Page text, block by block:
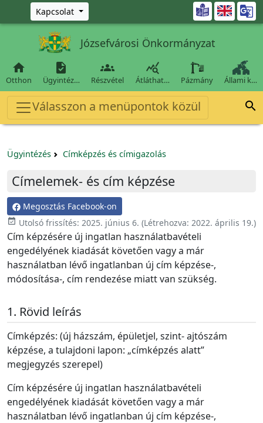
Ugrás a fő tartalomra
Kapcsolat 
Józsefvárosi Önkormányzat

Otthon

Ügyintéz…

Részvétel

Átláthat… Pázmány Állami k…
Válasszon a menüpontok közül 
Ügyintézés Címképzés és címigazolás
Címelemek- és cím képzése
Megosztás Facebook-on
event_available Utolsó frissítés: 2025. június 6. (Létrehozva: 2022. április 19.)
Cím képzésére új ingatlan használatbavételi
engedélyének kiadását követően vagy a már
használatban lévő ingatlanban új cím képzése-,
módosítása-, cím rendezése miatt van szükség.
Rövid leírás
Címképzés: (új házszám, épületjel, szint- ajtószám
képzése, a tulajdoni lapon: „címképzés alatt”
megjegyzés szerepel)
Cím képzésére új ingatlan használatbavételi
engedélyének kiadását követően vagy a már
használatban lévő ingatlanban új cím képzése-,